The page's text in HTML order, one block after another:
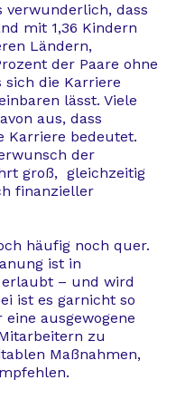
verwunderlich, dass
mit 1,36 Kindern
Ländern,
der Paare ohne
sich die Karriere
lässt. Viele
aus, dass
Karriere bedeutet.
der
groß, gleichzeitig
finanzieller
häufig noch quer.
ist in
– und wird
ist es garnicht so
ausgewogene
zu
Maßnahmen,